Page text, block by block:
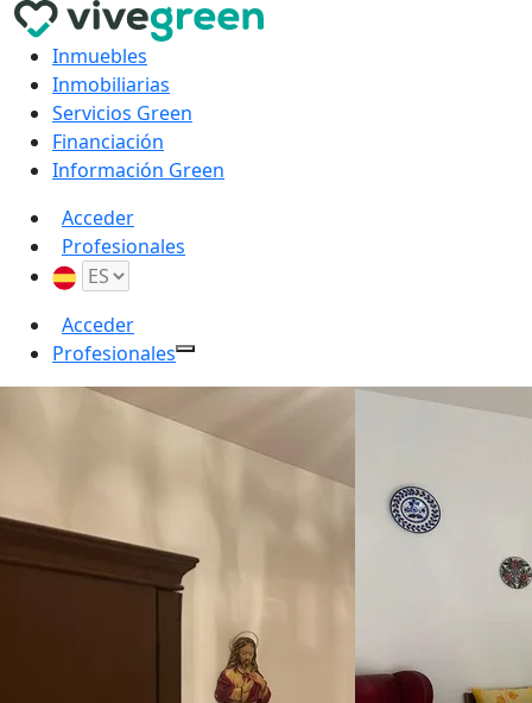
Inmuebles
Inmobiliarias
Servicios Green
Financiación
Información Green
Acceder
Profesionales
Acceder
Profesionales